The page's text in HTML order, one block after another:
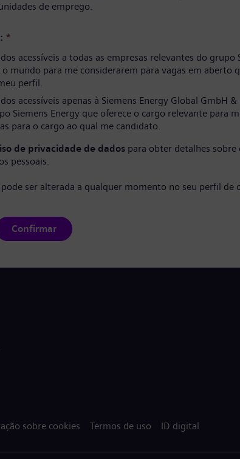
de emprego.
*
acessíveis a todas as empresas relevantes do grupo
mundo para me considerarem para vagas em aberto
perfil.
acessíveis apenas à Siemens Energy Global GmbH &
Siemens Energy que oferece o cargo relevante para
para o cargo ao qual me candidato.
de privacidade de dados para obter detalhes sobre
pessoais.
ser alterada a qualquer momento no seu perfil de
Confirmar
sobre cookies Termos de uso ID digital